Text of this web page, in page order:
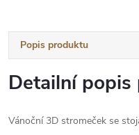
Popis produktu
Detailní
Vánoční 3D stromeček se